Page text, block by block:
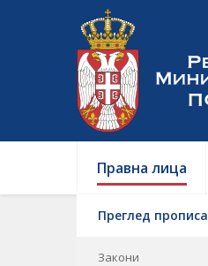
Правна лица
Преглед прописа
Закони